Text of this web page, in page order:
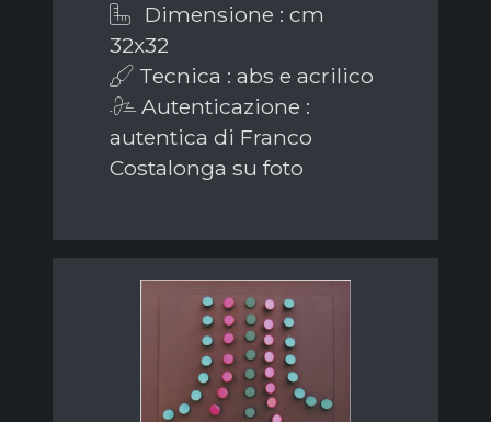
Dimensione : cm
32x32
Tecnica : abs e acrilico
Autenticazione :
autentica di Franco
Costalonga su foto